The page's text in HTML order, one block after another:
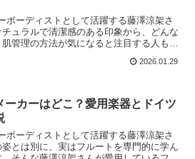
ボーディストとして活躍する藤澤涼架さ
ュラルで清潔感のある印象から、どんな
管理の方法が気になると注目する人も多
2026.01.29
ーカーはどこ？愛用楽器とドイツ
ボーディストとして活躍する藤澤涼架さ
とは別に、実はフルートを専門的に学ん